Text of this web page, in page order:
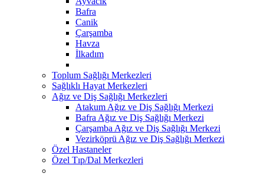
Bafra
Canik
Çarşamba
Havza
İlkadım
Toplum Sağlığı Merkezleri
Sağlıklı Hayat Merkezleri
Ağız ve Diş Sağlığı Merkezleri
Atakum Ağız ve Diş Sağlığı Merkezi
Bafra Ağız ve Diş Sağlığı Merkezi
Çarşamba Ağız ve Diş Sağlığı Merkezi
Vezirköprü Ağız ve Diş Sağlığı Merkezi
Özel Hastaneler
Özel Tıp/Dal Merkezleri